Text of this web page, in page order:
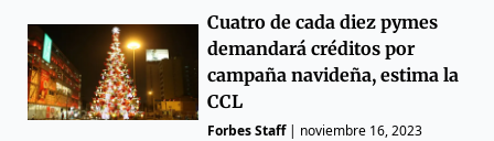
Cuatro de cada diez pymes
demandará créditos por
campaña navideña, estima la
CCL
Forbes Staff| noviembre 16, 2023